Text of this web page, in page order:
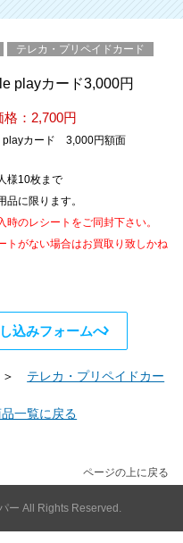
テレカ・プリペイドカード
playカード3,000円
格：2,700円
playカード 3,000円額面
様10枚まで
に限ります。
時のレシートをご同封下さい。
トがない場合はお買取り致しかね
込みフォームへ
テレカ・プリペイドカー
一覧に戻る
ページの上に戻る
ー All Rights Reserved.